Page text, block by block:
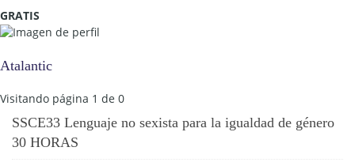
GRATIS
Atalantic
Visitando página 1 de 0
SSCE33 Lenguaje no sexista para la igualdad de género
30 HORAS